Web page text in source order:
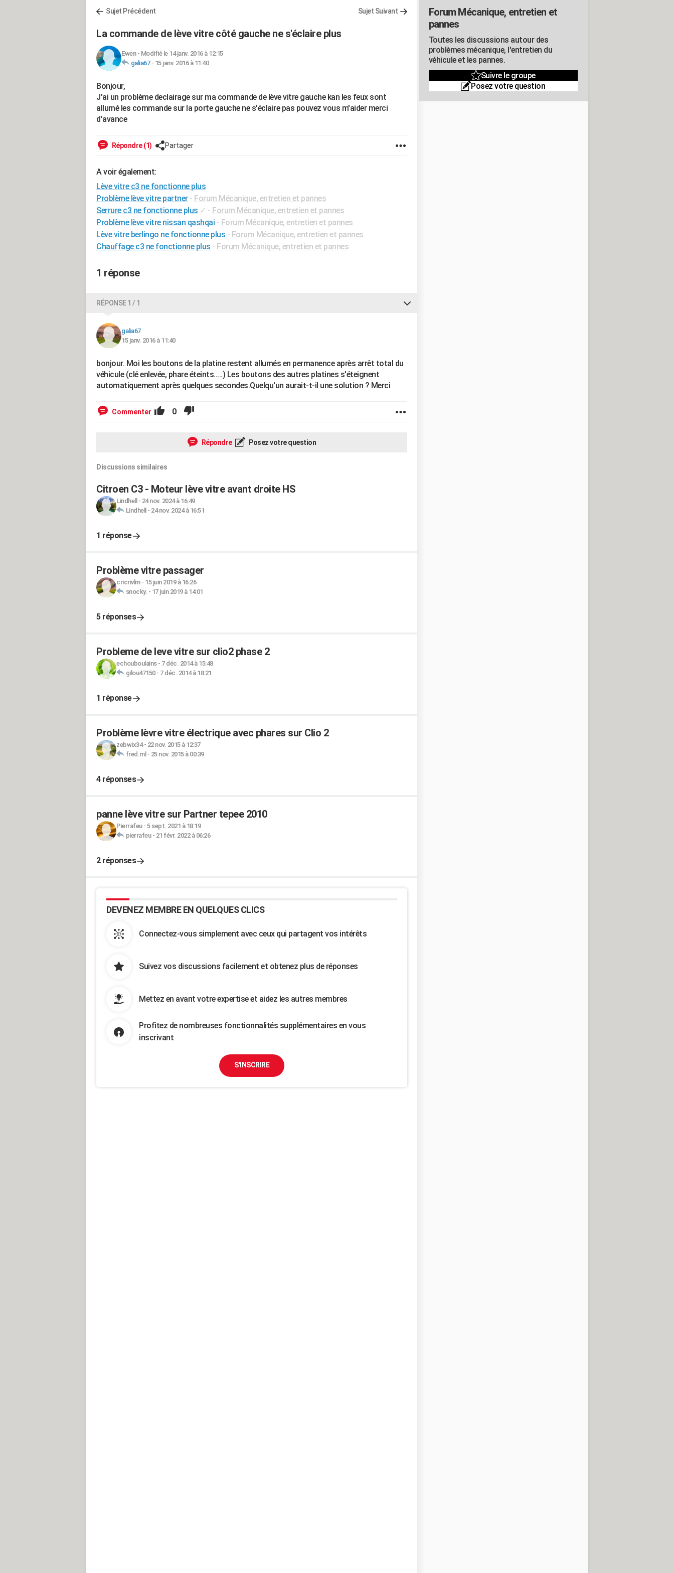
Sujet Précédent Sujet Suivant
La commande de lève vitre côté gauche ne s'éclaire plus
Ewen- Modifié le 14 janv. 2016 à 12:15
galia67- 15 janv. 2016 à 11:40
Bonjour,
J'ai un problème declairage sur ma commande de lève vitre gauche kan les feux sont
allumé les commande sur la porte gauche ne s'éclaire pas pouvez vous m'aider merci
d'avance
Répondre (1) Partager
A voir également:
Lève vitre c3 ne fonctionne plus
Problème lève vitre partner - Forum Mécanique, entretien et pannes
Serrure c3 ne fonctionne plus ✓ - Forum Mécanique, entretien et pannes
Problème lève vitre nissan qashqai - Forum Mécanique, entretien et pannes
Lève vitre berlingo ne fonctionne plus - Forum Mécanique, entretien et pannes
Chauffage c3 ne fonctionne plus - Forum Mécanique, entretien et pannes
1 réponse
RÉPONSE 1 / 1
galia67
15 janv. 2016 à 11:40
bonjour. Moi les boutons de la platine restent allumés en permanence après arrêt total du
véhicule (clé enlevée, phare éteints.....) Les boutons des autres platines s'éteignent
automatiquement après quelques secondes.Quelqu'un aurait-t-il une solution ? Merci
Commenter 0
Répondre Posez votre question
Discussions similaires
Citroen C3 - Moteur lève vitre avant droite HS
Lindhell - 24 nov. 2024 à 16:49
Lindhell - 24 nov. 2024 à 16:51
1 réponse
Problème vitre passager
cricrivlm- 15 juin 2019 à 16:26
snocky. - 17 juin 2019 à 14:01
5 réponses
Probleme de leve vitre sur clio2 phase 2
echouboulains- 7 déc. 2014 à 15:48
gilou47150- 7 déc. 2014 à 18:21
1 réponse
Problème lèvre vitre électrique avec phares sur Clio 2
zebwix34- 22 nov. 2015 à 12:37
fred.ml - 25 nov. 2015 à 00:39
4 réponses
panne lève vitre sur Partner tepee 2010
Pierrafeu- 5 sept. 2021 à 18:19
pierrafeu- 21 févr. 2022 à 06:26
2 réponses
DEVENEZ MEMBRE EN QUELQUES CLICS
Connectez-vous simplement avec ceux qui partagent vos intérêts
Suivez vos discussions facilement et obtenez plus de réponses
Mettez en avant votre expertise et aidez les autres membres
Profitez de nombreuses fonctionnalités supplémentaires en vous
inscrivant
S'INSCRIRE
Forum Mécanique, entretien et
pannes
Toutes les discussions autour des
problèmes mécanique, l'entretien du
véhicule et les pannes.
Suivre le groupe
Posez votre question